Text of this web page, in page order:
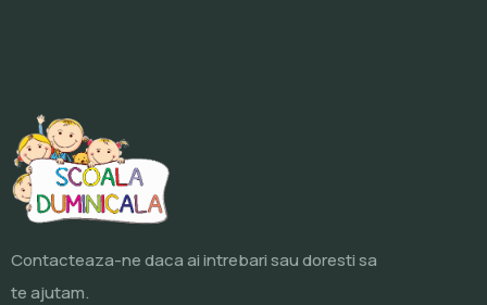
Contacteaza-ne daca ai intrebari sau doresti sa
te ajutam.